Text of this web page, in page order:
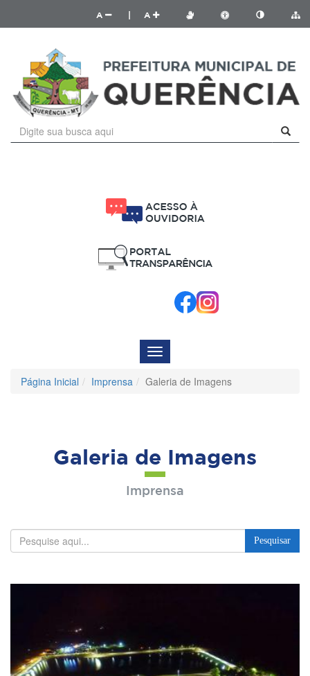
A A
Menu
de
Navegação
Página Inicial Imprensa Galeria de Imagens
Galeria de Imagens
Imprensa
Pesquisar